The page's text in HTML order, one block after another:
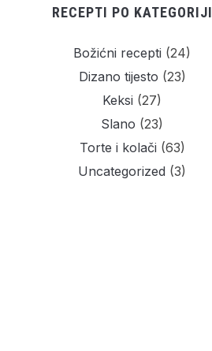
RECEPTI PO KATEGORIJI
Božićni recepti (24)
Dizano tijesto (23)
Keksi (27)
Slano (23)
Torte i kolači (63)
Uncategorized (3)